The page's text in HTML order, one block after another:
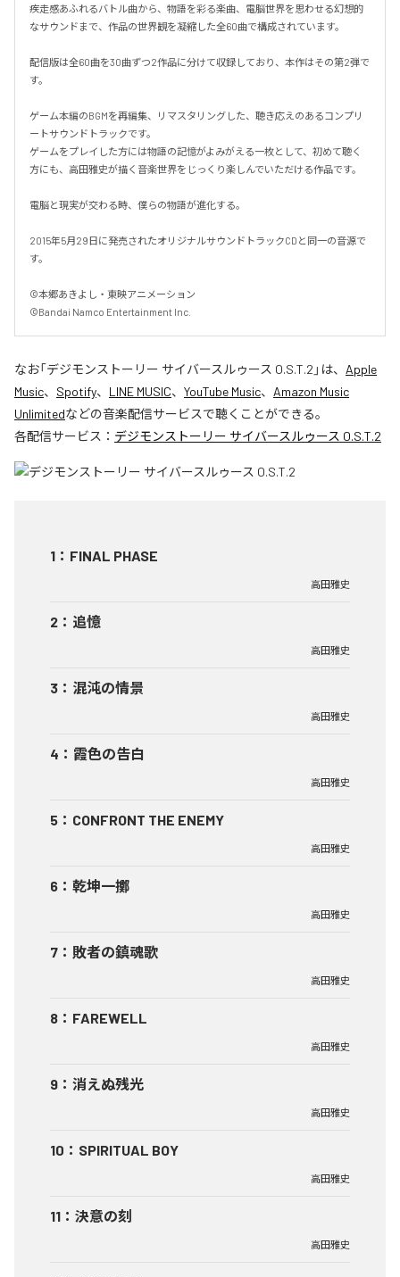
疾走感あふれるバトル曲から、物語を彩る楽曲、電脳世界を思わせる幻想的
なサウンドまで、作品の世界観を凝縮した全60曲で構成されています。
配信版は全60曲を30曲ずつ2作品に分けて収録しており、本作はその第2弾で
す。
ゲーム本編のBGMを再編集、リマスタリングした、聴き応えのあるコンプリ
ートサウンドトラックです。
ゲームをプレイした方には物語の記憶がよみがえる一枚として、初めて聴く
方にも、高田雅史が描く音楽世界をじっくり楽しんでいただける作品です。
電脳と現実が交わる時、僕らの物語が進化する。
2015年5月29日に発売されたオリジナルサウンドトラックCDと同一の音源で
す。
©本郷あきよし・東映アニメーション
©Bandai Namco Entertainment Inc.
なお「デジモンストーリー サイバースルゥース O.S.T.2 」は、 Apple
Music、 Spotify、 LINE MUSIC、 YouTube Music、 Amazon Music
Unlimitedなどの音楽配信サービスで聴くことができる。
各配信サービス： デジモンストーリー サイバースルゥース O.S.T.2
1 ： FINAL PHASE
高田雅史
2 ： 追憶
高田雅史
3 ： 混沌の情景
高田雅史
4 ： 霞色の告白
高田雅史
5 ： CONFRONT THE ENEMY
高田雅史
6 ： 乾坤一擲
高田雅史
7 ： 敗者の鎮魂歌
高田雅史
8 ： FAREWELL
高田雅史
9 ： 消えぬ残光
高田雅史
10 ： SPIRITUAL BOY
高田雅史
11 ： 決意の刻
高田雅史